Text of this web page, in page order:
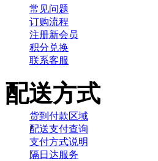
常见问题
订购流程
注册新会员
积分兑换
联系客服
配送方式
货到付款区域
配送支付查询
支付方式说明
隔日达服务